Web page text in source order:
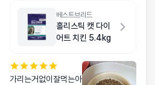
베스트브리드
홀리스틱 캣 다이
어트 치킨 5.4kg
가리는거없이잘먹는아